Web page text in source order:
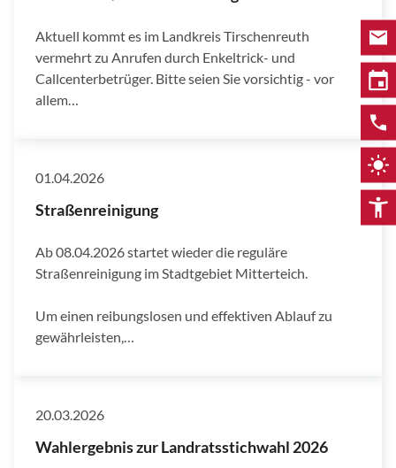
Aktuell kommt es im Landkreis Tirschenreuth
vermehrt zu Anrufen durch Enkeltrick- und
Callcenterbetrüger. Bitte seien Sie vorsichtig - vor
allem…
01.04.2026
Straßenreinigung
Ab 08.04.2026 startet wieder die reguläre
Straßenreinigung im Stadtgebiet Mitterteich.
Um einen reibungslosen und effektiven Ablauf zu
gewährleisten,…
20.03.2026
Wahlergebnis zur Landratsstichwahl 2026